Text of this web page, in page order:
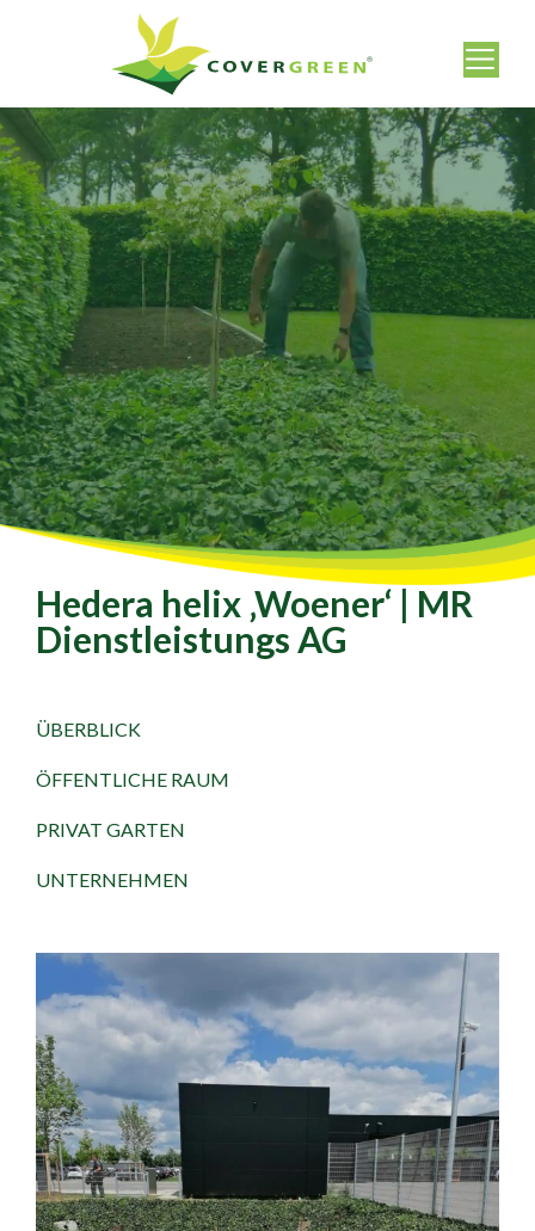
Hedera helix ‚Woener‘ | MR
Dienstleistungs AG
ÜBERBLICK
ÖFFENTLICHE RAUM
PRIVAT GARTEN
UNTERNEHMEN